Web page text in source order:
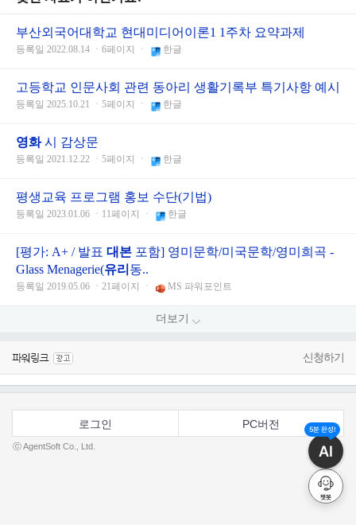
부산외국어대학교 현대미디어이론1 1주차 요약과제
등록일 2022.08.14 ㆍ6페이지 ㆍ 한글
고등학교 인문사회 관련 동아리 생활기록부 특기사항 예시
등록일 2025.10.21 ㆍ5페이지 ㆍ 한글
영화시 감상문
등록일 2021.12.22 ㆍ5페이지 ㆍ 한글
평생교육 프로그램 홍보 수단(기법)
등록일 2023.01.06 ㆍ11페이지 ㆍ 한글
[평가: A+ / 발표 대본 포함] 영미문학/미국문학/영미희곡 -
Glass Menagerie(유리 동..
등록일 2019.05.06 ㆍ21페이지 ㆍ MS 파워포인트
더보기
신청하기
로그인 PC버전
ⓒ AgentSoft Co., Ltd.
5분 완성!
AI
챗봇